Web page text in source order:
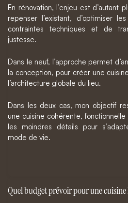
En rénovation, l’enjeu est d’autant
repenser l’existant, d’optimiser
contraintes techniques et de
justesse.
Dans le neuf, l’approche permet
la conception, pour créer une
l’architecture globale du lieu.
Dans les deux cas, mon objectif
une cuisine cohérente,
les moindres détails pour
mode de vie.
Quel budget prévoir pour une